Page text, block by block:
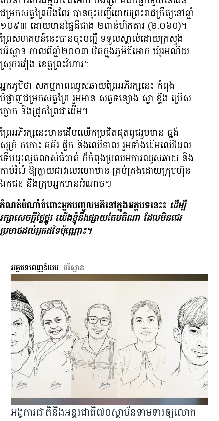
ជម្រក​សត្វព្រៃ​បឹងពែរ បាន​ចុះ​បញ្ជី​ដោយ​ព្រះរាជក្រឹត្យ​នៅ​ឆ្នាំ
១០៩៣ ដោយ​មាន​ផ្ទៃដី​ជាង ២ពាន់​ហិកតារ (២.០៦០)។
ព្រៃ​សហគមន៍​នេះ​បាន​ចុះ​បញ្ជី ទទួល​ស្គាល់​ដោយ​ក្រសួង​
បរិស្ថាន កាល​ពី​ឆ្នាំ២០០៣ ឋិត​ក្នុង​ភូមិ​ជីអោក ឃុំ​រមណីយ
ស្រុក​រវៀង ខេត្តព្រះវិហារ។
អ្នកភូមិ​ថា សកម្មភាព​ឈូស​ឆាយ​ព្រៃ​អភិរក្ស​នេះ កំពុង​
បំផ្លាញ​ជម្រក​សត្វព្រៃ​ រួម​មាន សត្វ​ទន្សោង ស្វា ខ្ទីង ប្រើស
ក្ងោក និង​ជ្រូកព្រៃ​ជា​ដើម។
ព្រៃ​អភិរក្ស​នេះ​មាន​ដើមឈើ​កម្រ​ជិត​ផុត​ពូជ​រួមមាន ធ្នង់
សុក្រំ កកោះ គគីរ ផ្ចឹក និង​ឈើទាល រួម​ទាំង​ដើមឈើ​ដែល​
ទើប​ដុះ​លូតលាស់​ធំធាត់ ក៏​កំពុង​ប្រឈម​ការ​ឈូស​ឆាយ និង​
កាប់​រំលំ ឱ្យ​ក្លាយ​ជា​វាល​រហោឋាន ​គ្រប់គ្រង​ដោយ​ក្រុមហ៊ុន​
ឯកជន និង​ក្រុម​អ្នក​មាន​អំណាច៕
កំណត់​ចំណាំ​ចំពោះ​អ្នក​បញ្ចូល​មតិ​នៅ​ក្នុង​អត្ថបទ​នេះ៖ ដើម្បី​
រក្សា​សេចក្ដី​ថ្លៃថ្នូរ យើង​ខ្ញុំ​នឹង​ផ្សាយ​តែ​មតិ​ណា ដែល​មិន​ជេរ​
ប្រមាថ​ដល់​អ្នក​ដទៃ​ប៉ុណ្ណោះ។
អត្ថបទពេញនិយម បរិស្ថាន
អង្គការជាតិនិងអន្តរជាតិ៧០ស្ថាប័នទាមទារឲ្យលោក